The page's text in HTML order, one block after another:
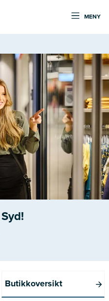
MENY
Butikkoversikt